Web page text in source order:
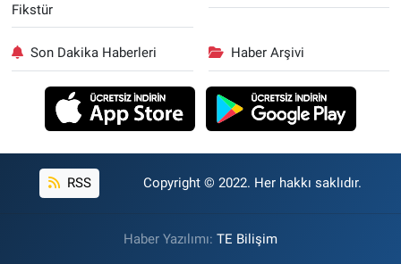
Fikstür
Son Dakika Haberleri Haber Arşivi
RSS Copyright © 2022. Her hakkı saklıdır.
Haber Yazılımı: TE Bilişim